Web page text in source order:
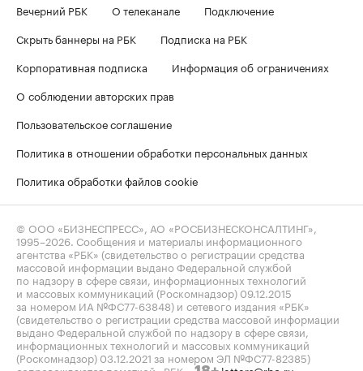
Вечерний РБК
О телеканале
Подключение
Скрыть баннеры на РБК
Подписка на РБК
Корпоративная подписка
Информация об ограничениях
О соблюдении авторских прав
Пользовательское соглашение
Политика в отношении обработки персональных данных
Политика обработки файлов cookie
© ООО «БИЗНЕСПРЕСС», АО «РОСБИЗНЕСКОНСАЛТИНГ»,
1995–2026 . Сообщения и материалы информационного
агентства «РБК» (свидетельство о регистрации средства
массовой информации выдано Федеральной службой
по надзору в сфере связи, информационных технологий
и массовых коммуникаций (Роскомнадзор) 09.12.2015
за номером ИА №ФС77-63848) и сетевого издания «РБК»
(свидетельство о регистрации средства массовой информации
выдано Федеральной службой по надзору в сфере связи,
информационных технологий и массовых коммуникаций
(Роскомнадзор) 03.12.2021 за номером ЭЛ №ФС77-82385)